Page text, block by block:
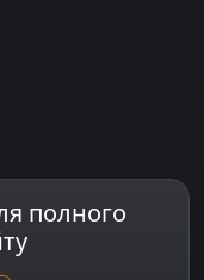
полного